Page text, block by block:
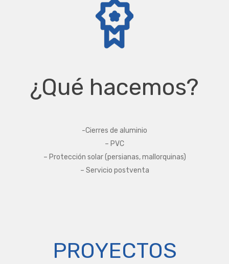
¿Qué hacemos?
-Cierres de aluminio
– PVC
– Protección solar (persianas, mallorquinas)
– Servicio postventa
PROYECTOS